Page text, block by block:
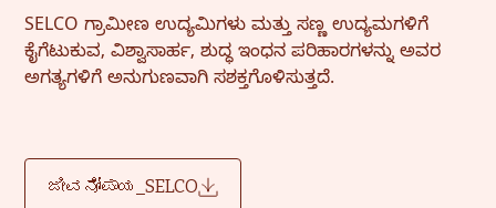
SELCO ಗ್ರಾಮೀಣ ಉದ್ಯಮಿಗಳು ಮತ್ತು ಸಣ್ಣ ಉದ್ಯಮಗಳಿಗೆ
ಕೈಗೆಟುಕುವ, ವಿಶ್ವಾಸಾರ್ಹ, ಶುದ್ಧ ಇಂಧನ ಪರಿಹಾರಗಳನ್ನು ಅವರ
ಅಗತ್ಯಗಳಿಗೆ ಅನುಗುಣವಾಗಿ ಸಶಕ್ತಗೊಳಿಸುತ್ತದೆ.
ಜೀವನೋಪಾಯ_SELCO